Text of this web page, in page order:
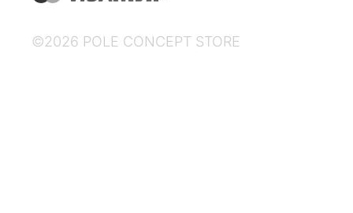
©2026 POLE CONCEPT STORE